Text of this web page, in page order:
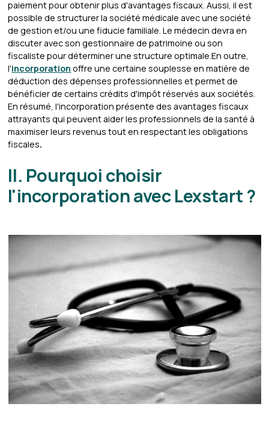
paiement pour obtenir plus d'avantages fiscaux. Aussi, il est
possible de structurer la société médicale avec une société
de gestion et/ou une fiducie familiale. Le médecin devra en
discuter avec son gestionnaire de patrimoine ou son
fiscaliste pour déterminer une structure optimale.En outre,
l'incorporation offre une certaine souplesse en matière de
déduction des dépenses professionnelles et permet de
bénéficier de certains crédits d'impôt réservés aux sociétés.
En résumé, l'incorporation présente des avantages fiscaux
attrayants qui peuvent aider les professionnels de la santé à
maximiser leurs revenus tout en respectant les obligations
fiscales.
II. Pourquoi choisir
l'incorporation avec Lexstart ?